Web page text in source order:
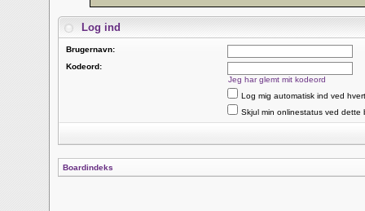
Log ind
Brugernavn:
Kodeord:
Jeg har glemt mit kodeord
Log mig automatisk ind ved
Skjul min onlinestatus ved dette
Boardindeks